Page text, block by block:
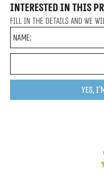
Interested in this
Fill in the details and we